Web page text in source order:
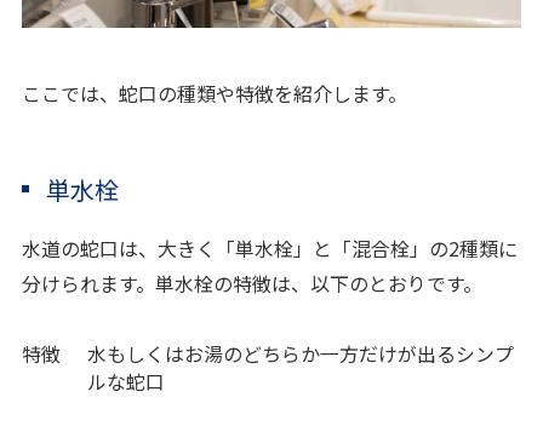
ここでは、蛇口の種類や特徴を紹介します。
単水栓
水道の蛇口は、大きく「単水栓」と「混合栓」の2種類に
分けられます。単水栓の特徴は、以下のとおりです。
特徴
水もしくはお湯のどちらか一方だけが出るシンプ
ルな蛇口